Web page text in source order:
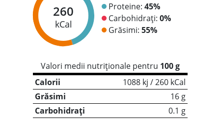
260
kCal
Proteine: 45%
Carbohidrați: 0%
Grăsimi: 55%
Valori medii nutriționale pentru 100 g
Calorii
1088 kj / 260 kCal
Grăsimi
16 g
Carbohidrați
0.1 g